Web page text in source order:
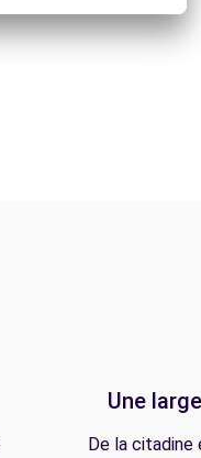
Une
De la citadine